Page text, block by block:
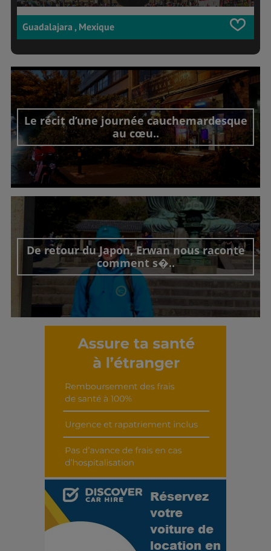
Guadalajara , Mexique
Le récit d’une journée cauchemardesque
au cœu..
Découvrir cet interview
De retour du Japon, Erwan nous raconte
comment s�..
Découvrir cet interview